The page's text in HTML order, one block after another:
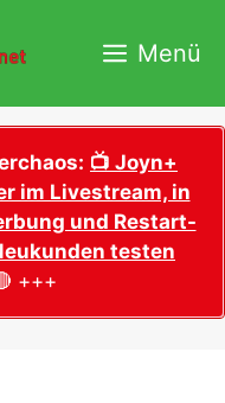
Menü
📺 Joyn+
im Livestream, in
und Restart-
testen
+++